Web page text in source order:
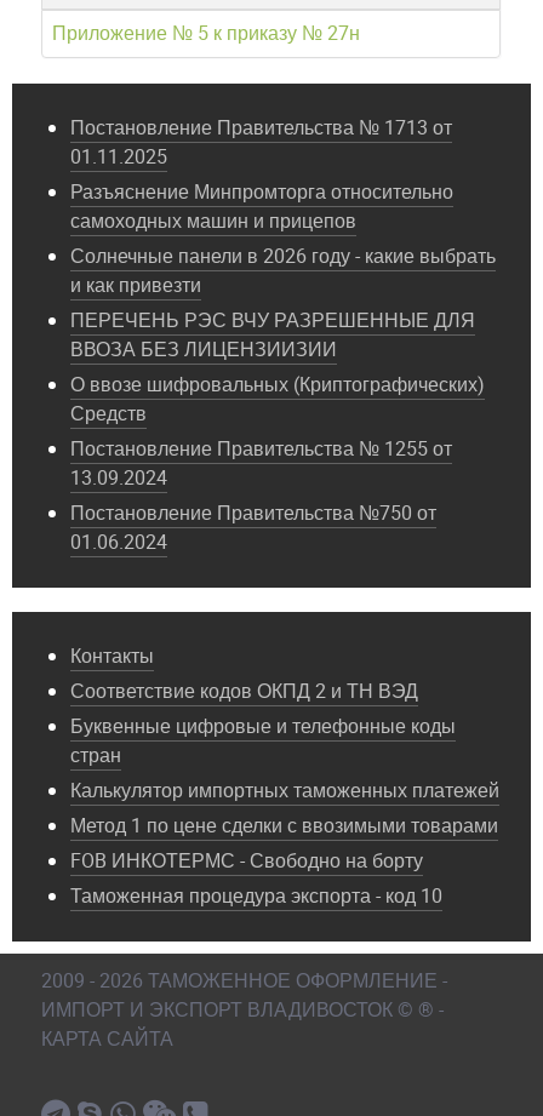
Приложение № 5 к приказу № 27н
Постановление Правительства № 1713 от
01.11.2025
Разъяснение Минпромторга относительно
самоходных машин и прицепов
Солнечные панели в 2026 году - какие выбрать
и как привезти
ПЕРЕЧЕНЬ РЭС ВЧУ РАЗРЕШЕННЫЕ ДЛЯ
ВВОЗА БЕЗ ЛИЦЕНЗИИЗИИ
О ввозе шифровальных (Криптографических)
Средств
Постановление Правительства № 1255 от
13.09.2024
Постановление Правительства №750 от
01.06.2024
Контакты
Соответствие кодов ОКПД 2 и ТН ВЭД
Буквенные цифровые и телефонные коды
стран
Калькулятор импортных таможенных платежей
Метод 1 по цене сделки с ввозимыми товарами
FOB ИНКОТЕРМС - Свободно на борту
Таможенная процедура экспорта - код 10
2009 - 2026 ТАМОЖЕННОЕ ОФОРМЛЕНИЕ -
ИМПОРТ И ЭКСПОРТ ВЛАДИВОСТОК © ® -
КАРТА САЙТА